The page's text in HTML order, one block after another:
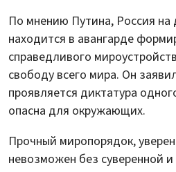
По мнению Путина, Россия
находится в авангарде
справедливого
свободу всего мира. Он
проявляется диктатура
опасна для окружающих.
Прочный миропорядок,
невозможен без суверенной